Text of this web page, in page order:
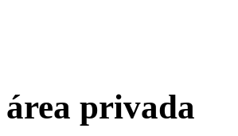
área privada